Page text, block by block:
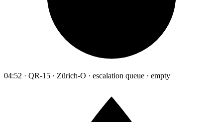
04:52 · QR-15 · Zürich-O · escalation queue · empty